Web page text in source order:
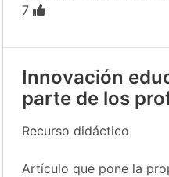
7
Innovación
parte de los
Recurso didáctico
Artículo que pone la